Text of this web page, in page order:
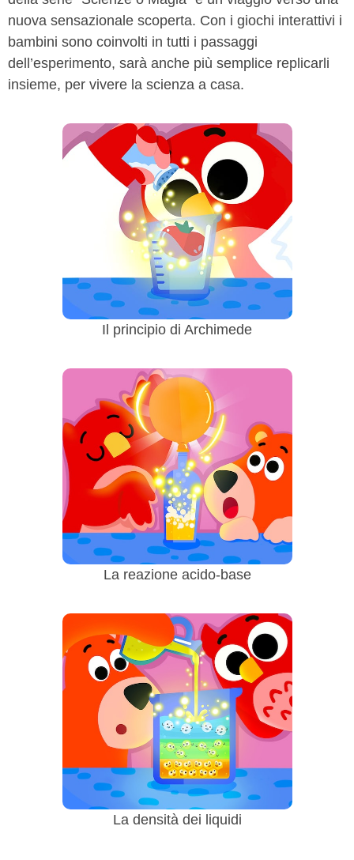
nuova sensazionale scoperta. Con i giochi interattivi i
bambini sono coinvolti in tutti i passaggi
dell’esperimento, sarà anche più semplice replicarli
insieme, per vivere la scienza a casa.
Il principio di Archimede
La reazione acido-base
La densità dei liquidi